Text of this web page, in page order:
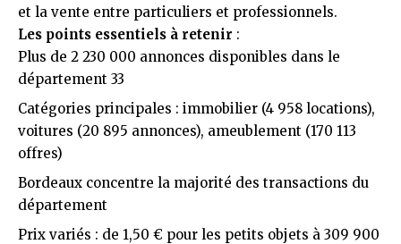
et la vente entre particuliers et professionnels.
Les points essentiels à retenir :
Plus de 2 230 000 annonces disponibles dans le
département 33
Catégories principales : immobilier (4 958 locations),
voitures (20 895 annonces), ameublement (170 113
offres)
Bordeaux concentre la majorité des transactions du
département
Prix variés : de 1,50 € pour les petits objets à 309 900